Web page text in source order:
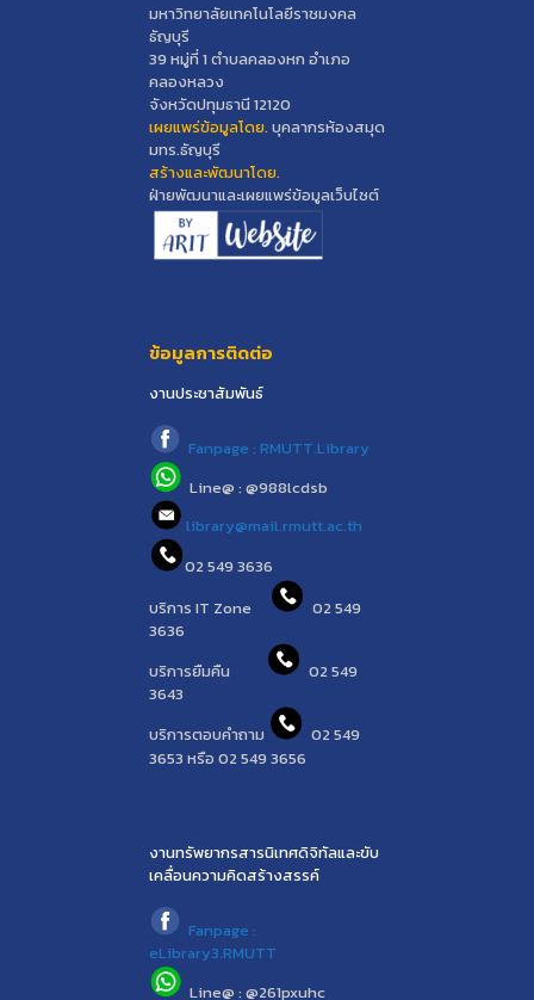
มหาวิทยาลัยเทคโนโลยีราชมงคล
ธัญบุรี
39 หมู่ที่ 1 ตำบลคลองหก อำเภอ
คลองหลวง
จังหวัดปทุมธานี 12120
เผยแพร่ข้อมูลโดย.บุคลากรห้องสมุด
มทร.ธัญบุรี
สร้างและพัฒนาโดย.
ฝ่ายพัฒนาและเผยแพร่ข้อมูลเว็บไซต์
ข้อมูลการติดต่อ
งานประชาสัมพันธ์
Fanpage : RMUTT.Library
Line@ : @988lcdsb
library@mail.rmutt.ac.th
02 549 3636
บริการ IT Zone
02 549
3636
บริการยืมคืน
02 549
3643
บริการตอบคำถาม
02 549
3653 หรือ 02 549 3656
งานทรัพยากรสารนิเทศดิจิทัลและขับ
เคลื่อนความคิดสร้างสรรค์
Fanpage :
eLibrary3.RMUTT
Line@ : @261pxuhc